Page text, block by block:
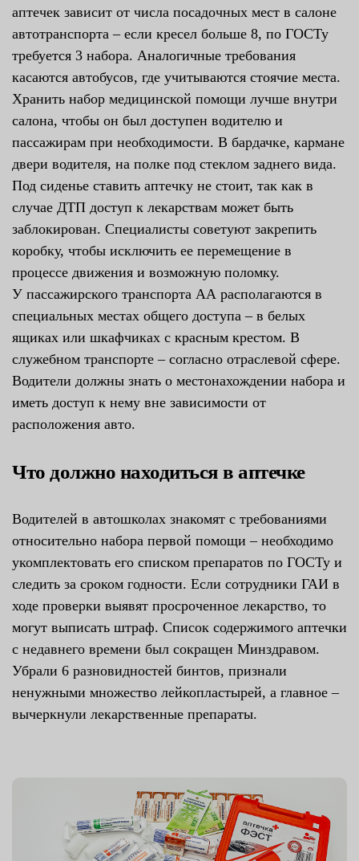
аптечек зависит от числа посадочных мест в салоне
автотранспорта – если кресел больше 8, по ГОСТу
требуется 3 набора. Аналогичные требования
касаются автобусов, где учитываются стоячие места.
Хранить набор медицинской помощи лучше внутри
салона, чтобы он был доступен водителю и
пассажирам при необходимости. В бардачке, кармане
двери водителя, на полке под стеклом заднего вида.
Под сиденье ставить аптечку не стоит, так как в
случае ДТП доступ к лекарствам может быть
заблокирован. Специалисты советуют закрепить
коробку, чтобы исключить ее перемещение в
процессе движения и возможную поломку.
У пассажирского транспорта АА располагаются в
специальных местах общего доступа – в белых
ящиках или шкафчиках с красным крестом. В
служебном транспорте – согласно отраслевой сфере.
Водители должны знать о местонахождении набора и
иметь доступ к нему вне зависимости от
расположения авто.
Что должно находиться в аптечке
Водителей в автошколах знакомят с требованиями
относительно набора первой помощи – необходимо
укомплектовать его списком препаратов по ГОСТу и
следить за сроком годности. Если сотрудники ГАИ в
ходе проверки выявят просроченное лекарство, то
могут выписать штраф. Список содержимого аптечки
с недавнего времени был сокращен Минздравом.
Убрали 6 разновидностей бинтов, признали
ненужными множество лейкопластырей, а главное –
вычеркнули лекарственные препараты.